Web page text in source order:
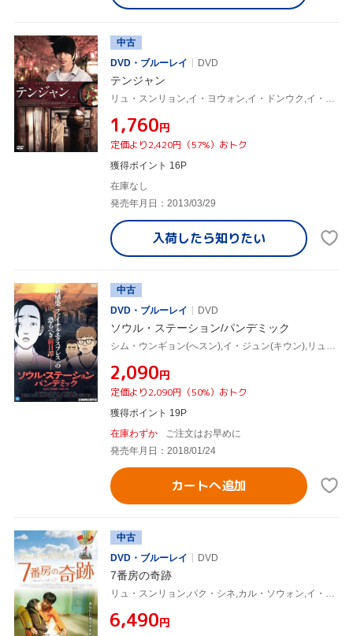
中古
DVD・ブルーレイ
DVD
テンジャン
¥1,760円
定価より2,420円（57%）おトク
獲得ポイント 16P
在庫なし
発売年月日：2013/03/29
入荷したら知りたい
中古
DVD・ブルーレイ
DVD
ソウル・ステーション/パンデミック
¥2,090円
定価より2,090円（50%）おトク
獲得ポイント 19P
在庫わずか
ご注文はお早めに
発売年月日：2018/01/24
カートへ追加
中古
DVD・ブルーレイ
DVD
7番房の奇跡
¥6,490円